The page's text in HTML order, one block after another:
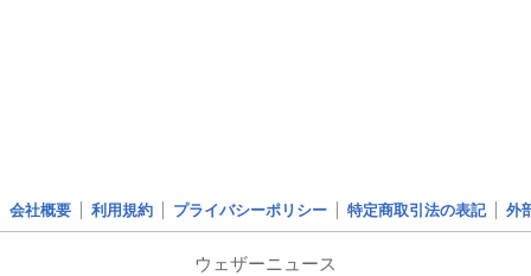
会社概要 利用規約 プライバシーポリシー 特定商取引法の表記 外
ウェザーニュース